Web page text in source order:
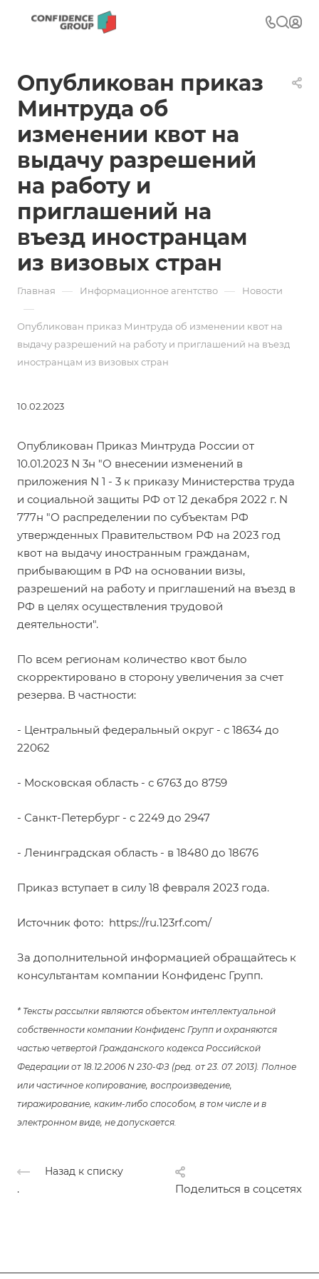
Опубликован приказ
Минтруда об
изменении квот на
выдачу разрешений
на работу и
приглашений на
въезд иностранцам
из визовых стран
Главная — Информационное агентство — Новости
—
Опубликован приказ Минтруда об изменении квот на
выдачу разрешений на работу и приглашений на въезд
иностранцам из визовых стран
10.02.2023
Опубликован Приказ Минтруда России от
10.01.2023 N 3н "О внесении изменений в
приложения N 1 - 3 к приказу Министерства труда
и социальной защиты РФ от 12 декабря 2022 г. N
777н "О распределении по субъектам РФ
утвержденных Правительством РФ на 2023 год
квот на выдачу иностранным гражданам,
прибывающим в РФ на основании визы,
разрешений на работу и приглашений на въезд в
РФ в целях осуществления трудовой
деятельности".
По всем регионам количество квот было
скорректировано в сторону увеличения за счет
резерва. В частности:
- Центральный федеральный округ - с 18634 до
22062
- Московская область - с 6763 до 8759
- Санкт-Петербург - с 2249 до 2947
- Ленинградская область - в 18480 до 18676
Приказ вступает в силу 18 февраля 2023 года.
Источник фото: https://ru.123rf.com/
За дополнительной информацией обращайтесь к
консультантам компании Конфиденс Групп.
* Тексты рассылки являются объектом интеллектуальной
собственности компании Конфиденс Групп и охраняются
частью четвертой Гражданского кодекса Российской
Федерации от 18.12.2006 N 230-ФЗ (ред. от 23. 07. 2013). Полное
или частичное копирование, воспроизведение,
тиражирование, каким-либо способом, в том числе и в
электронном виде, не допускается.
Назад к списку
Поделиться в соцсетях
.